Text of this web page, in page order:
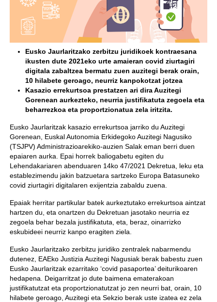
Eusko Jaurlaritzako zerbitzu juridikoek kontraesana
ikusten dute 2021eko urte amaieran covid ziurtagiri
digitala zabaltzea bermatu zuen auzitegi berak orain,
10 hilabete geroago, neurriz kanpokotzat jotzea
Kasazio errekurtsoa prestatzen ari dira Auzitegi
Gorenean aurkezteko, neurria justifikatuta zegoela eta
beharrezkoa eta proportzionatua zela iritzita.
Eusko Jaurlaritzak kasazio errekurtsoa jarriko du Auzitegi
Gorenean, Euskal Autonomia Erkidegoko Auzitegi Nagusiko
(TSJPV) Administrazioarekiko-auzien Salak eman berri duen
epaiaren aurka. Epai horrek baliogabetu egiten du
Lehendakariaren abenduaren 14ko 47/2021 Dekretua, leku eta
establezimendu jakin batzuetara sartzeko Europa Batasuneko
covid ziurtagiri digitalaren exijentzia zabaldu zuena.
Epaiak herritar partikular batek aurkeztutako errekurtsoa aintzat
hartzen du, eta onartzen du Dekretuan jasotako neurria ez
zegoela behar bezala justifikatuta, eta, beraz, oinarrizko
eskubideei neurriz kanpo eragiten ziela.
Eusko Jaurlaritzako zerbitzu juridiko zentralek nabarmendu
dutenez, EAEko Justizia Auzitegi Nagusiak berak babestu zuen
Eusko Jaurlaritzak ezarritako ‘covid pasaportea’ deiturikoaren
hedapena. Deigarritzat jo dute baimena ematerakoan
justifikatutzat eta proportzionatutzat jo zen neurri bat, orain, 10
hilabete geroago, Auzitegi eta Sekzio berak uste izatea ez zela